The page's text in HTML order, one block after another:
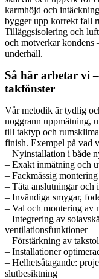
karmhöjd och
bygger upp korrekt fall
Tilläggsisolering och
och motverkar kondens
underhåll.
Så här arbetar vi
takfönster
Vår metodik är tydlig
noggrann uppmätning,
till taktyp och
finish. Exempel på vad
– Nyinstallation i både
– Exakt inmätning och
– Fackmässig
– Täta anslutningar
– Invändiga smygar,
– Val och montering av
– Integrering av
ventilationsfunktioner
– Förstärkning av
– Installationer
– Helhetsåtagande:
slutbesiktning